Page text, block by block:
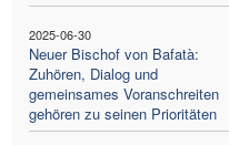
2025-06-30
Neuer Bischof von Bafatà:
Zuhören, Dialog und
gemeinsames Voranschreiten
gehören zu seinen Prioritäten